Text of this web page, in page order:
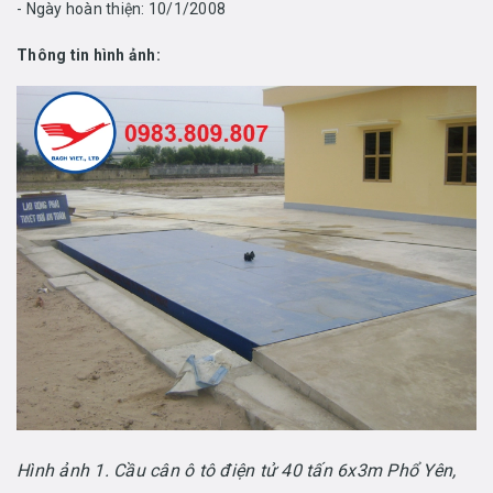
- Ngày hoàn thiện: 10/1/2008
Thông tin hình ảnh:
Hình ảnh 1. Cầu cân ô tô điện tử 40 tấn 6x3m Phổ Yên,